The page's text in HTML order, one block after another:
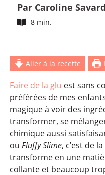
Par Caroline Savard
8 min.
Aller à la recette
Faire de la glu est sans
préférées de mes
magique à voir des
transformer, se
chimique aussi
ou Fluffy Slime, c’est de
transforme en une
collante et beaucoup